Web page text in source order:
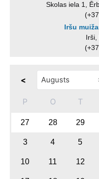
Skolas iela 1,
Iršu
Irši,
<
P O T
27 28 29
3 4 5
10 11 12